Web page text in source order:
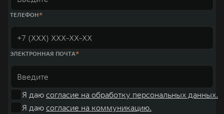
Расширяя границы комфорта
от 6 149 000 ₽
ТЕЛЕФОН
ЭЛЕКТРОННАЯ ПОЧТА
Я даю согласие на обработку персональных данных.
Я даю согласие на коммуникацию.